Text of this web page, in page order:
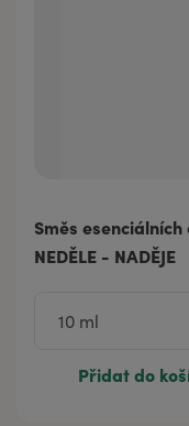
Směs esenciálních
NEDĚLE - NADĚJE
Přidat do